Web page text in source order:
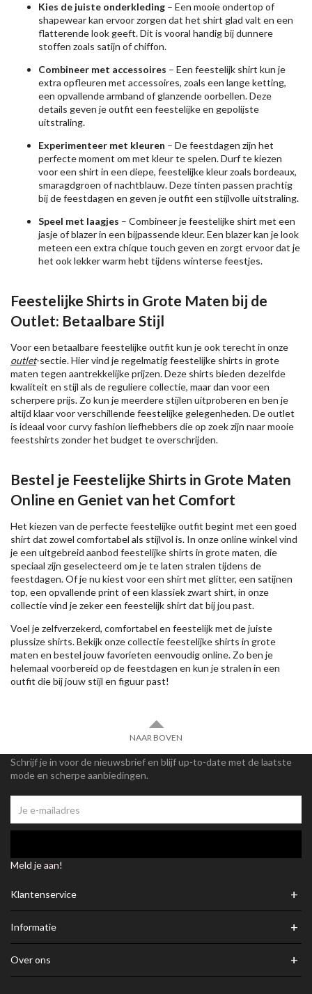
Kies de juiste onderkleding – Een mooie ondertop of
shapewear kan ervoor zorgen dat het shirt glad valt en een
flatterende look geeft. Dit is vooral handig bij dunnere
stoffen zoals satijn of chiffon.
Combineer met accessoires – Een feestelijk shirt kun je
extra opfleuren met accessoires, zoals een lange ketting,
een opvallende armband of glanzende oorbellen. Deze
details geven je outfit een feestelijke en gepolijste
uitstraling.
Experimenteer met kleuren – De feestdagen zijn het
perfecte moment om met kleur te spelen. Durf te kiezen
voor een shirt in een diepe, feestelijke kleur zoals bordeaux,
smaragdgroen of nachtblauw. Deze tinten passen prachtig
bij de feestdagen en geven je outfit een stijlvolle uitstraling.
Speel met laagjes – Combineer je feestelijke shirt met een
jasje of blazer in een bijpassende kleur. Een blazer kan je look
meteen een extra chique touch geven en zorgt ervoor dat je
het ook lekker warm hebt tijdens winterse feestjes.
Feestelijke Shirts in Grote Maten bij de
Outlet: Betaalbare Stijl
Voor een betaalbare feestelijke outfit kun je ook terecht in onze
outlet-sectie. Hier vind je regelmatig feestelijke shirts in grote
maten tegen aantrekkelijke prijzen. Deze shirts bieden dezelfde
kwaliteit en stijl als de reguliere collectie, maar dan voor een
scherpere prijs. Zo kun je meerdere stijlen uitproberen en ben je
altijd klaar voor verschillende feestelijke gelegenheden. De outlet
is ideaal voor curvy fashion liefhebbers die op zoek zijn naar mooie
feestshirts zonder het budget te overschrijden.
Bestel je Feestelijke Shirts in Grote Maten
Online en Geniet van het Comfort
Het kiezen van de perfecte feestelijke outfit begint met een goed
shirt dat zowel comfortabel als stijlvol is. In onze online winkel vind
je een uitgebreid aanbod feestelijke shirts in grote maten, die
speciaal zijn geselecteerd om je te laten stralen tijdens de
feestdagen. Of je nu kiest voor een shirt met glitter, een satijnen
top, een opvallende print of een klassiek zwart shirt, in onze
collectie vind je zeker een feestelijk shirt dat bij jou past.
Voel je zelfverzekerd, comfortabel en feestelijk met de juiste
plussize shirts. Bekijk onze collectie feestelijke shirts in grote
maten en bestel jouw favorieten eenvoudig online. Zo ben je
helemaal voorbereid op de feestdagen en kun je stralen in een
outfit die bij jouw stijl en figuur past!
NAAR BOVEN
Schrijf je in voor de nieuwsbrief en blijf up-to-date met de laatste
mode en scherpe aanbiedingen.
Meld je aan!
Klantenservice +
Informatie +
Over ons +